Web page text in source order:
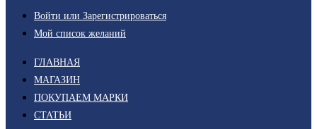
Войти или Зарегистрироваться
Мой список желаний
ГЛАВНАЯ
МАГАЗИН
ПОКУПАЕМ МАРКИ
СТАТЬИ